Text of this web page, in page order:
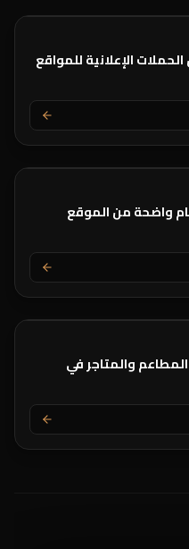
الإعلانية للمواقع
واضحة من الموقع
والمتاجر في